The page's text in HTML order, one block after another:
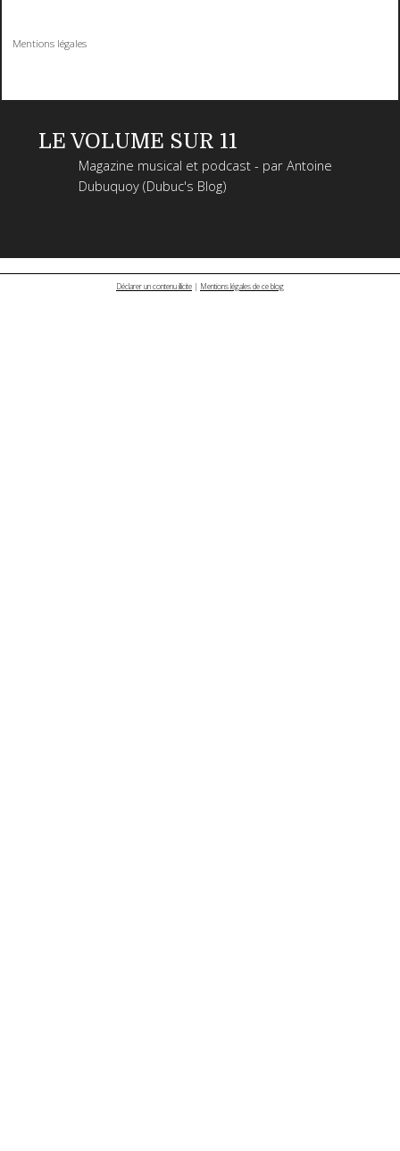
Mentions légales
LE VOLUME SUR 11
Magazine musical et podcast - par Antoine
Dubuquoy (Dubuc's Blog)
Déclarer un contenu illicite | Mentions légales de ce blog